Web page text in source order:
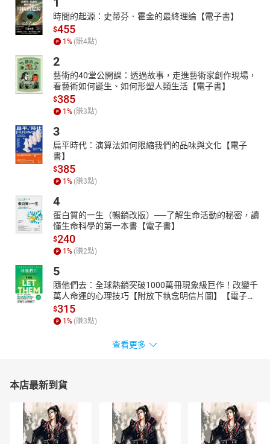
時間的起源：史蒂芬．霍金的最終理論【電子書】
$455
1 % (賺4點)
2
藝術的40堂公開課：透過故事，走進藝術家創作現場，
看藝術如何誕生、如何形塑人類生活【電子書】
$385
1 % (賺3點)
3
扁平時代：演算法如何限縮我們的品味與文化【電子
書】
$385
1 % (賺3點)
4
蛋白質的一生（暢銷改版）──了解生命活動的秘密，讀
懂生命科學的第一本書【電子書】
$240
1 % (賺2點)
5
隨他們去：全球熱銷突破1000萬冊現象級巨作！改變千
萬人命運的心理技巧【附放下執念明信片圖】【電子
書】
$315
1 % (賺3點)
查看更多
本店最新到貨